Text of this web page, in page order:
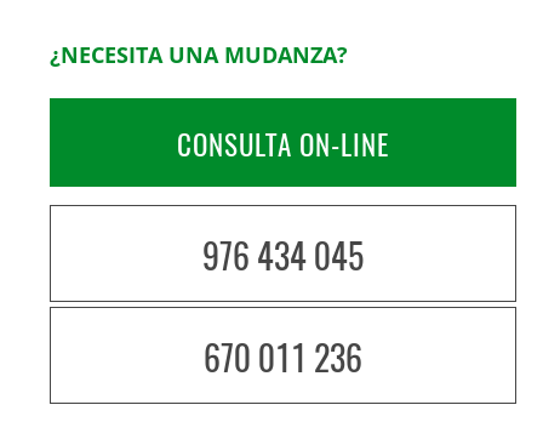
¿NECESITA UNA MUDANZA?
CONSULTA ON-LINE
976 434 045
670 011 236